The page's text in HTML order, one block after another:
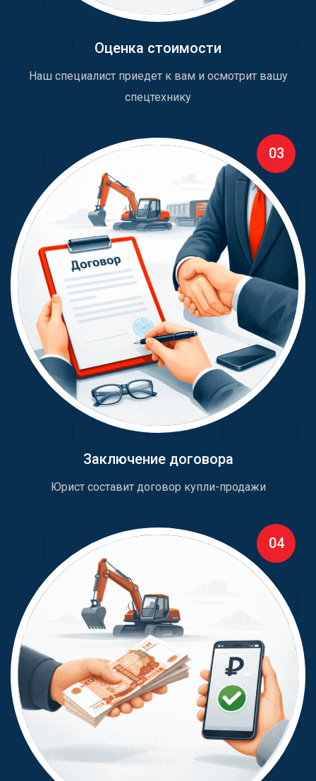
Оценка стоимости
Наш специалист приедет к вам и осмотрит вашу
спецтехнику
03
Заключение договора
Юрист составит договор купли-продажи
04